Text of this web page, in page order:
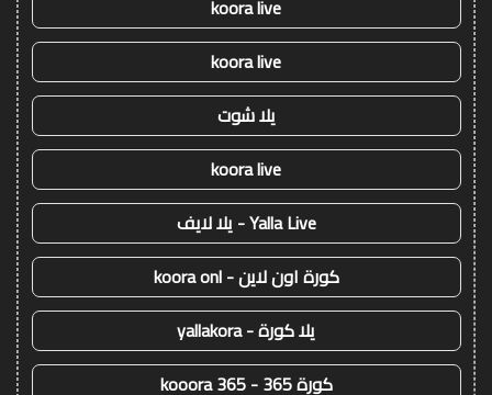
koora live
koora live
يلا شوت
koora live
Yalla Live - يلا لايف
كورة اون لاين - koora onl
يلا كورة - yallakora
كورة 365 - kooora 365